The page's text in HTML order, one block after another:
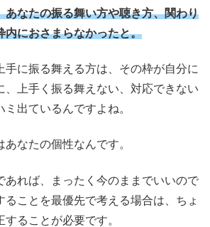
あなたの振る舞い方や聴き方、関わり
内におさまらなかったと。
手に振る舞える方は、その枠が自分に
、上手く振る舞えない、対応できない
出ているんですよね。
なたの個性なんです。
あれば、まったく今のままでいいので
ることを最優先で考える場合は、ちょ
ることが必要です。